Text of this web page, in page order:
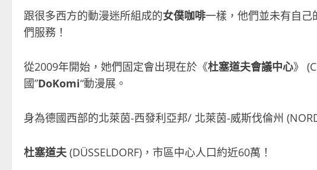
跟很多西方的動漫迷所組成的女僕咖啡一樣，他們並未有自己
們服務！
從2009年開始，她們固定會出現在於《杜塞道夫會議中心》
國”DoKomi“動漫展。
身為德國西部的北萊茵-西發利亞邦/ 北萊茵-威斯伐倫州
杜塞道夫(DÜSSELDORF)，市區中心人口約近60萬！